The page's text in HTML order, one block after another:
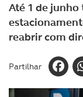
Até 1 de junho
reabrir com
Partilhar